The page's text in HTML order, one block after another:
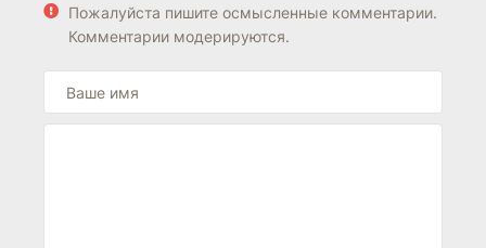
Пожалуйста пишите осмысленные комментарии.
Комментарии модерируются.